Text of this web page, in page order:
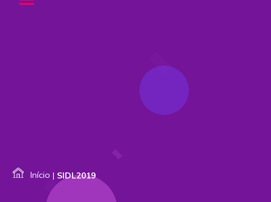
Início | SIDL2019